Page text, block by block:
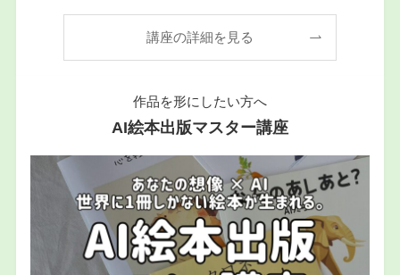
講座の詳細を見る
作品を形にしたい方へ
AI絵本出版マスター講座